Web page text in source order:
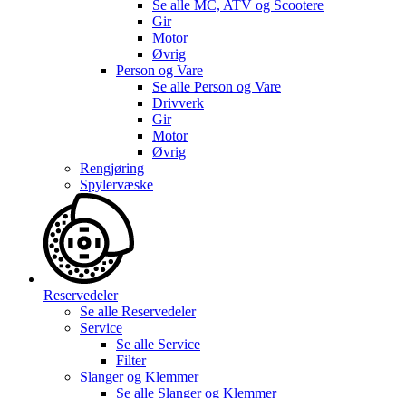
Se alle MC, ATV og Scootere
Gir
Motor
Øvrig
Person og Vare
Se alle Person og Vare
Drivverk
Gir
Motor
Øvrig
Rengjøring
Spylervæske
Reservedeler
Se alle Reservedeler
Service
Se alle Service
Filter
Slanger og Klemmer
Se alle Slanger og Klemmer